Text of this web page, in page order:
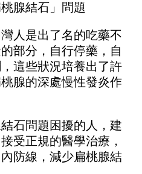
腺結石」問題
人是出了名的吃藥不
部分，自行停藥，自
這些狀況培養出了許
腺的深處慢性發炎作
石問題困擾的人，建
受正規的醫學治療，
防線，減少扁桃腺結